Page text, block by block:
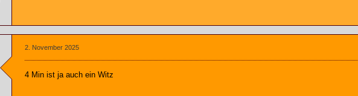
2. November 2025
4 Min ist ja auch ein Witz